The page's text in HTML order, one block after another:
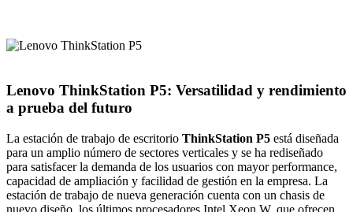
Lenovo ThinkStation P5: Versatilidad y rendimiento
a prueba del futuro
La estación de trabajo de escritorio ThinkStation P5 está diseñada
para un amplio número de sectores verticales y se ha rediseñado
para satisfacer la demanda de los usuarios con mayor performance,
capacidad de ampliación y facilidad de gestión en la empresa. La
estación de trabajo de nueva generación cuenta con un chasis de
nuevo diseño, los últimos procesadores Intel Xeon W, que ofrecen